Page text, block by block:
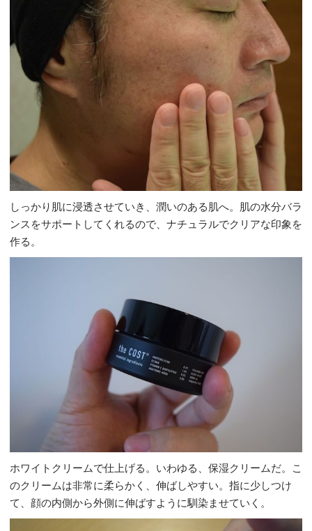
しっかり肌に浸透させていき、潤いのある肌へ。肌の水分バラ
ンスをサポートしてくれるので、ナチュラルでクリアな印象を
作る。
ホワイトクリームで仕上げる。いわゆる、保湿クリームだ。こ
のクリームは非常に柔らかく、伸ばしやすい。指に少しつけ
て、顔の内側から外側に伸ばすように馴染ませていく。